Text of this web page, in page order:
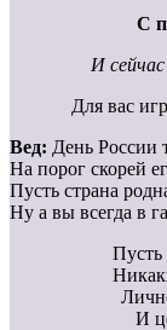
С
И
Для вас
Вед: День России
На порог скорей
Пусть страна
Ну а вы всегда в
Пусть
И